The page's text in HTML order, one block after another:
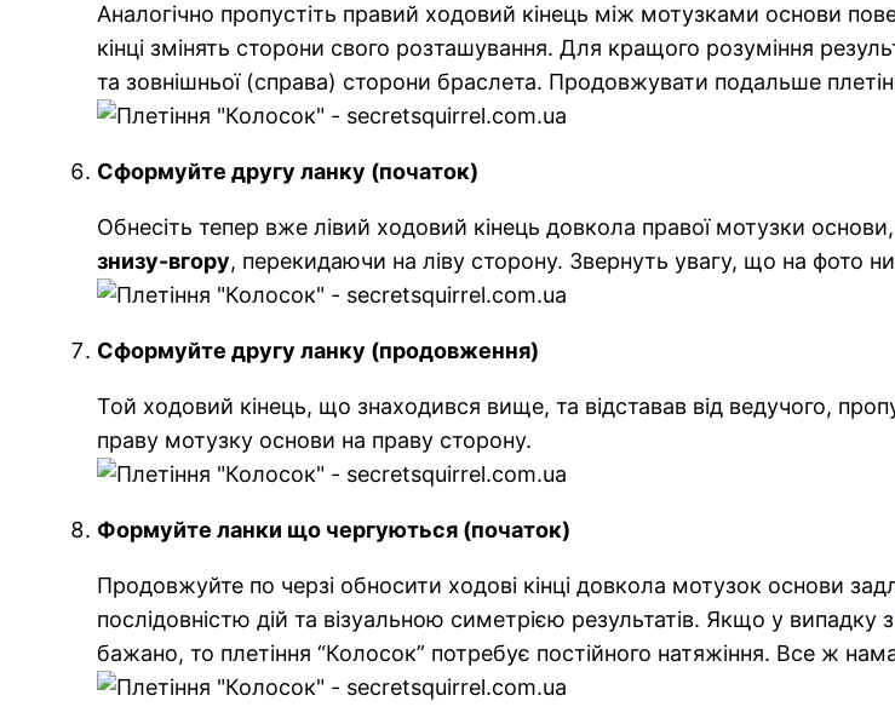
Аналогічно пропустіть правий ходовий кінець між мотузками основи
кінці змінять сторони свого розташування. Для кращого розуміння
та зовнішньої (справа) сторони браслета. Продовжувати подальше
Сформуйте другу ланку (початок)
Обнесіть тепер вже лівий ходовий кінець довкола правої мотузки
знизу-вгору, перекидаючи на ліву сторону. Звернуть увагу, що на фото
Сформуйте другу ланку (продовження)
Той ходовий кінець, що знаходився вище, та відставав від ведучого,
праву мотузку основи на праву сторону.
Формуйте ланки що чергуються (початок)
Продовжуйте по черзі обносити ходові кінці довкола мотузок основи
послідовністю дій та візуальною симетрією результатів. Якщо у випадку з
бажано, то плетіння “Колосок” потребує постійного натяжіння. Все ж